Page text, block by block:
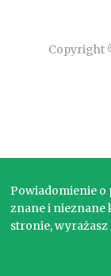
Copyright
Powiadomienie o
znane i nieznane
stronie,